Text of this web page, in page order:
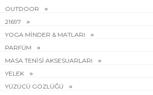
OUTDOOR
21697
YOGA MİNDER & MATLARI
PARFÜM
MASA TENİSİ AKSESUARLARI
YELEK
YÜZÜCÜ GÖZLÜĞÜ